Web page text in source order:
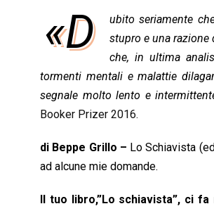
e
o
o
k
a
t
s
A
p
p
n
k
e
d
I
n
r
e
a
d
s
a
i
p
y
L
i
n
«D
ubito seriamente
stupro e una
che, in ultima
tormenti mentali e malattie
segnale molto lento e
Booker Prizer 2016.
di Beppe Grillo – Lo Schiavista
ad alcune mie domande.
Il tuo libro,”Lo schiavista”, ci